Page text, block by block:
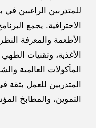
الراغبين في بدء
يجمع البرنامج بين
والمعرفة النظرية في
وتقنيات الطهي
العالمية والشرق
للعمل بثقة في
والمطابخ المؤسسية